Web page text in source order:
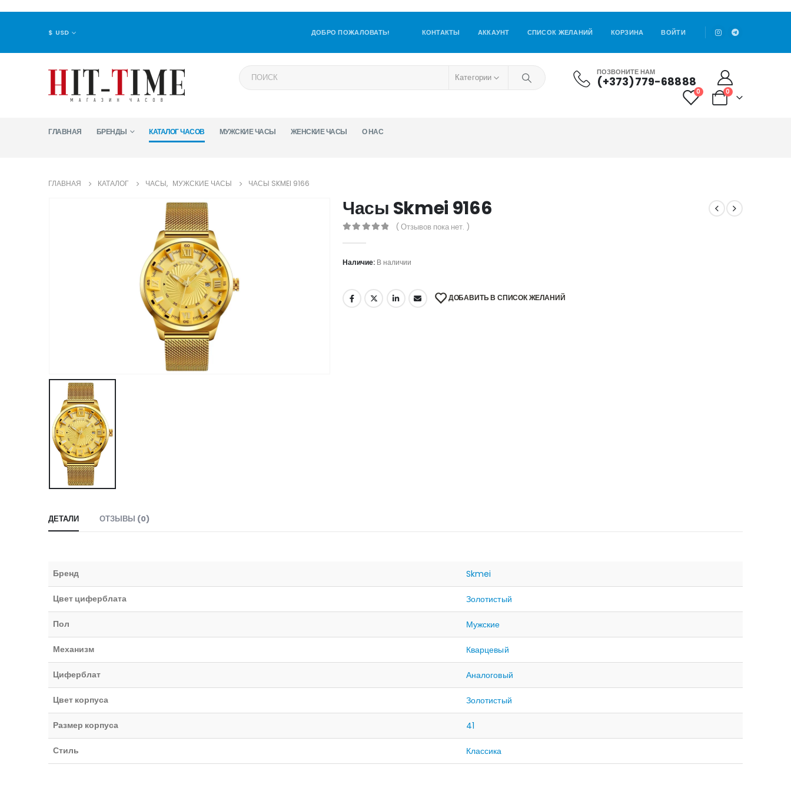
$ USD ДОБРО ПОЖАЛОВАТЬ! КОНТАКТЫ АККАУНТ СПИСОК ЖЕЛАНИЙ КОРЗИНА ВОЙТИ
Категории ПОЗВОНИТЕ НАМ
(+373)779-68888
0 0
ГЛАВНАЯ БРЕНДЫ КАТАЛОГ ЧАСОВ МУЖСКИЕ ЧАСЫ ЖЕНСКИЕ ЧАСЫ О НАС
ГЛАВНАЯ КАТАЛОГ ЧАСЫ, МУЖСКИЕ ЧАСЫ ЧАСЫ SKMEI 9166
Часы Skmei 9166
( Отзывов пока нет. )
Наличие: В наличии
ДОБАВИТЬ В СПИСОК ЖЕЛАНИЙ
ДЕТАЛИ ОТЗЫВЫ (0)
Бренд Skmei
Цвет циферблата Золотистый
Пол Мужские
Механизм Кварцевый
Циферблат Аналоговый
Цвет корпуса Золотистый
Размер корпуса 41
Стиль Классика